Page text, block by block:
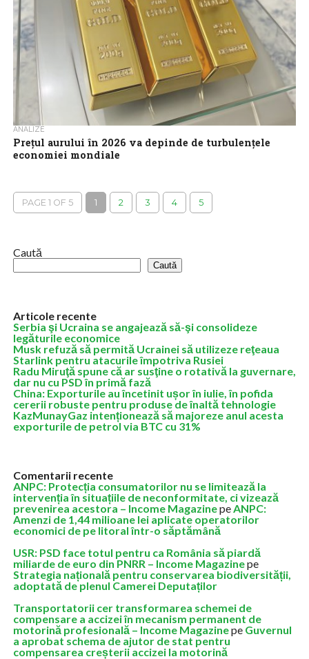
ANALIZE
Prețul aurului în 2026 va depinde de turbulențele
economiei mondiale
cu 60% de la începutul...
PAGE 1 OF 5 1 2 3 4 5
Caută
Caută
Articole recente
Serbia şi Ucraina se angajează să-şi consolideze
legăturile economice
Musk refuză să permită Ucrainei să utilizeze reţeaua
Starlink pentru atacurile împotriva Rusiei
Radu Miruţă spune că ar susţine o rotativă la guvernare,
dar nu cu PSD în primă fază
China: Exporturile au încetinit ușor în iulie, în pofida
cererii robuste pentru produse de înaltă tehnologie
KazMunayGaz intenționează să majoreze anul acesta
exporturile de petrol via BTC cu 31%
Comentarii recente
ANPC: Protecția consumatorilor nu se limitează la
intervenția în situațiile de neconformitate, ci vizează
prevenirea acestora – Income MagazinepeANPC:
Amenzi de 1,44 milioane lei aplicate operatorilor
economici de pe litoral într-o săptămână
USR: PSD face totul pentru ca România să piardă
miliarde de euro din PNRR – Income Magazinepe
Strategia națională pentru conservarea biodiversității,
adoptată de plenul Camerei Deputaților
Transportatorii cer transformarea schemei de
compensare a accizei în mecanism permanent de
motorină profesională – Income Magazinepe Guvernul
a aprobat schema de ajutor de stat pentru
compensarea creșterii accizei la motorină